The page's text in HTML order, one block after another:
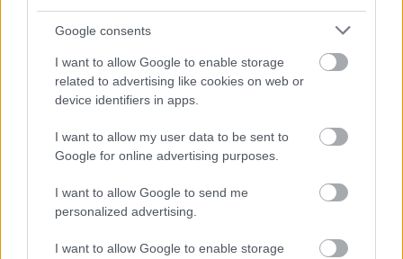
Google consents
I want to allow Google to enable storage
related to advertising like cookies on web or
device identifiers in apps.
I want to allow my user data to be sent to
Google for online advertising purposes.
I want to allow Google to send me
personalized advertising.
I want to allow Google to enable storage
Nέα θεραπευτική προσέγγιση για τον καρκίνο
του αίματος (Μελέτη)
Μακροπρόθεσμα θα μπορούσε να οδηγήσει σε νέες
θεραπευτικές επιλογές για μυελοπολλαπλασιαστικές
νεοπλασίες.